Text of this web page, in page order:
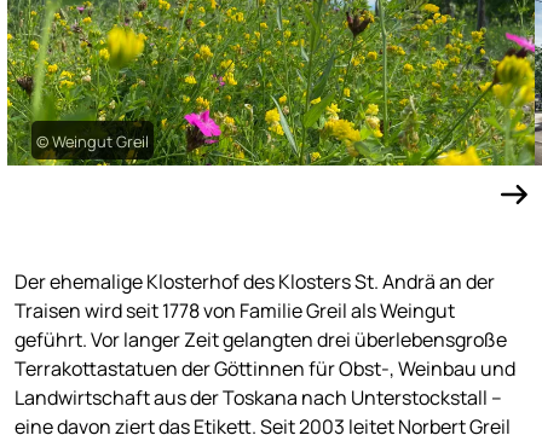
© Weingut Greil
Der ehemalige Klosterhof des Klosters St. Andrä an der
Traisen wird seit 1778 von Familie Greil als Weingut
geführt. Vor langer Zeit gelangten drei überlebensgroße
Terrakottastatuen der Göttinnen für Obst-, Weinbau und
Landwirtschaft aus der Toskana nach Unterstockstall –
eine davon ziert das Etikett. Seit 2003 leitet Norbert Greil